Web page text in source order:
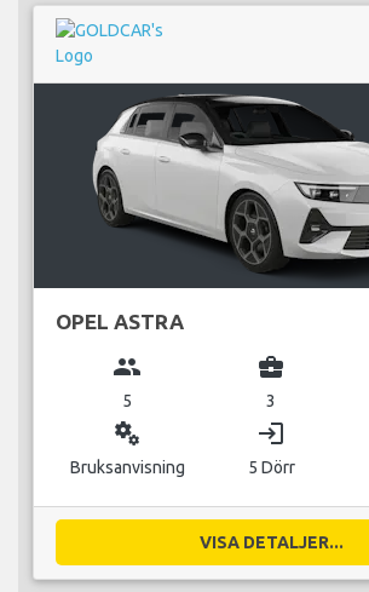
OPEL ASTRA
group
5
business_center
3
miscellaneous_services
Bruksanvisning
login
5 Dörr
VISA DETALJER...